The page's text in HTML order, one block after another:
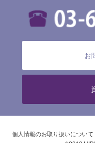
お
個人情報のお取り扱いについて